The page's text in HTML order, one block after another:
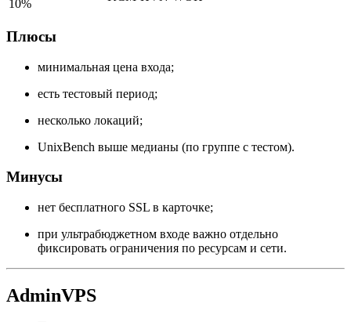
10%
Плюсы
минимальная цена входа;
есть тестовый период;
несколько локаций;
UnixBench выше медианы (по группе с тестом).
Минусы
нет бесплатного SSL в карточке;
при ультрабюджетном входе важно отдельно
фиксировать ограничения по ресурсам и сети.
AdminVPS